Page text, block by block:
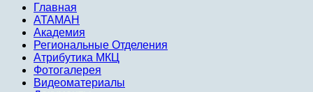
Главная
АТАМАН
Академия
Региональные Отделения
Атрибутика МКЦ
Фотогалерея
Видеоматериалы